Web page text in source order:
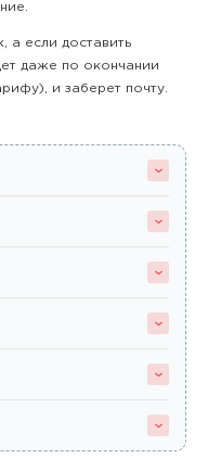
а если доставить
даже по окончании
и заберет почту.